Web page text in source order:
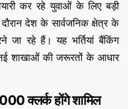
कर रहे युवाओं के लिए बड़ी
देश के सार्वजनिक क्षेत्र के
जा रहे हैं। यह भर्तियां बैंकिंग
शाखाओं की जरूरतों के आधार
क्लर्क होंगे शामिल